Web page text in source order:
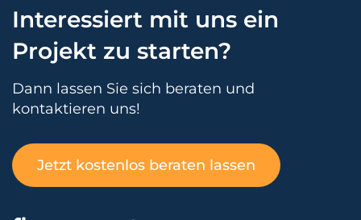
Interessiert mit uns ein
Projekt zu starten?
Dann lassen Sie sich beraten und
kontaktieren uns!
Jetzt kostenlos beraten lassen